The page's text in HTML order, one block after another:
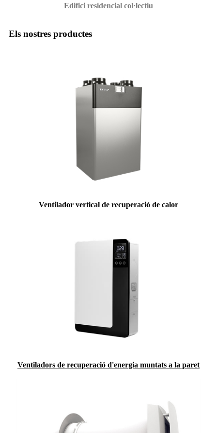
Edifici residencial col·lectiu
Els nostres productes
Ventilador vertical de recuperació de calor
Ventiladors de recuperació d'energia muntats a la paret